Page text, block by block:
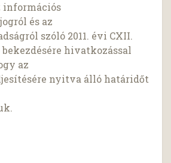
információs
és az
szóló 2011. évi CXII.
bekezdésére hivatkozással
az
nyitva álló határidőt